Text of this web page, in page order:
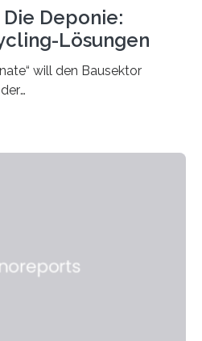
Deponie:
Lösungen
will den Bausektor
schwedischen
Baustoffe kreiert werden.